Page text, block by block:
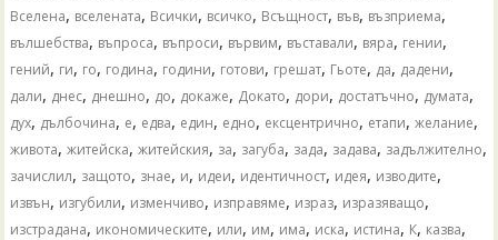
Вселена, вселената, Всички, всичко, Всъщност, във, възприема,
вълшебства, въпроса, въпроси, вървим, въставали, вяра, гении,
гений, ги, го, година, години, готови, грешат, Гьоте, да, дадени,
дали, днес, днешно, до, докаже, Докато, дори, достатъчно, думата,
дух, дълбочина, е, едва, един, едно, ексцентрично, етапи,желание,
живота,житейска,житейския, за, загуба, зада, задава, задължително,
зачислил, защото, знае, и, идеи, идентичност, идея, изводите,
извън, изгубили, изменчиво, изправяме, израз, изразяващо,
изстрадана, икономическите, или, им, има, иска, истина, К, казва,